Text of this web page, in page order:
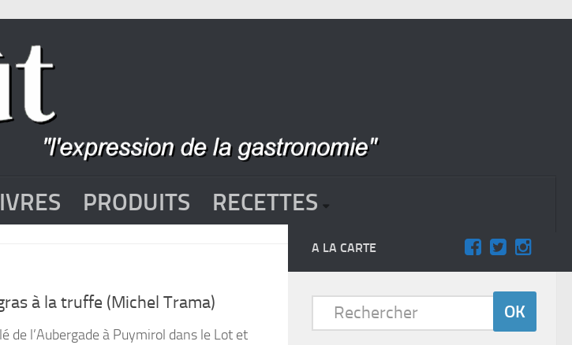
PRODUITS RECETTES
à la truffe (Michel Trama)
de l’Aubergade à Puymirol dans le Lot et
A LA CARTE